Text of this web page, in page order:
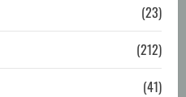
(23)
(212)
(41)